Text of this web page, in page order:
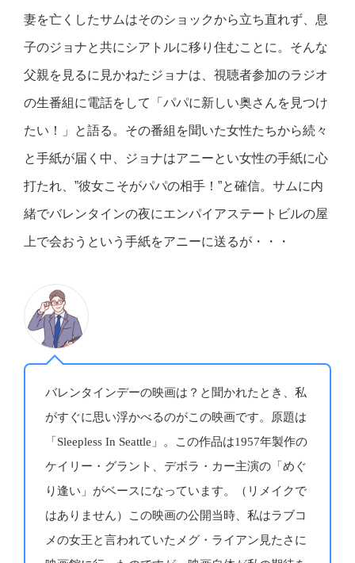
妻を亡くしたサムはそのショックから立ち直れず、息
子のジョナと共にシアトルに移り住むことに。そんな
父親を見るに見かねたジョナは、視聴者参加のラジオ
の生番組に電話をして「パパに新しい奥さんを見つけ
たい！」と語る。その番組を聞いた女性たちから続々
と手紙が届く中、ジョナはアニーとい女性の手紙に心
打たれ、”彼女こそがパパの相手！”と確信。サムに内
緒でバレンタインの夜にエンパイアステートビルの屋
上で会おうという手紙をアニーに送るが・・・
バレンタインデーの映画は？と聞かれたとき、私
がすぐに思い浮かべるのがこの映画です。原題は
「Sleepless In Seattle」。この作品は1957年製作の
ケイリー・グラント、デボラ・カー主演の「めぐ
り逢い」がベースになっています。（リメイクで
はありません）この映画の公開当時、私はラブコ
メの女王と言われていたメグ・ライアン見たさに